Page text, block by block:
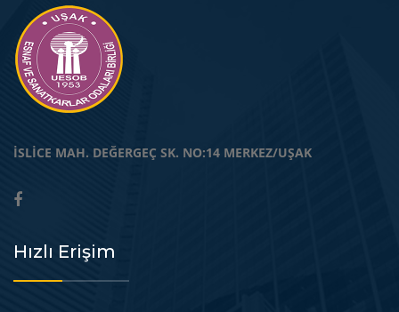
İSLİCE MAH. DEĞERGEÇ SK. NO:14 MERKEZ/UŞAK
Hızlı Erişim